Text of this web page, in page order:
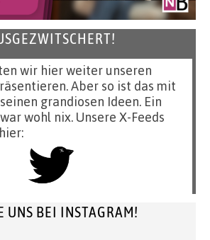
wir hier weiter unseren
Aber so ist das mit
grandiosen Ideen. Ein
wohl nix. Unsere X-Feeds
UNS BEI INSTAGRAM!